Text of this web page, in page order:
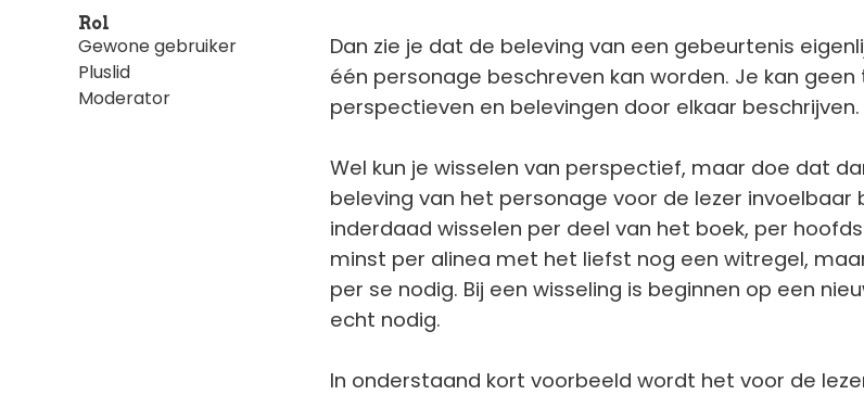
Rol
Gewone gebruiker
Pluslid
Moderator
Dan zie je dat de beleving van een gebeurtenis
één personage beschreven kan worden. Je kan geen
perspectieven en belevingen door elkaar beschrijven.
Wel kun je wisselen van perspectief, maar doe dat
beleving van het personage voor de lezer invoelbaar
inderdaad wisselen per deel van het boek, per
minst per alinea met het liefst nog een witregel,
per se nodig. Bij een wisseling is beginnen op een
echt nodig.
In onderstaand kort voorbeeld wordt het voor de